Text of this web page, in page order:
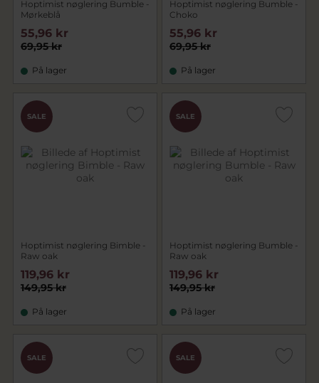
Hoptimist nøglering Bumble -
Mørkeblå
69,95 kr
55,96 kr
På lager
Hoptimist nøglering Bumble -
Choko
69,95 kr
55,96 kr
På lager
SALE
Hoptimist nøglering Bimble -
Raw oak
149,95 kr
119,96 kr
På lager
SALE
Hoptimist nøglering Bumble -
Raw oak
149,95 kr
119,96 kr
På lager
SALE SALE